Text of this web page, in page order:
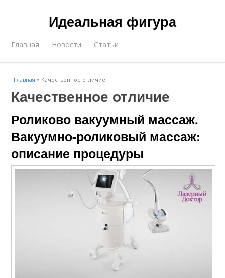
Идеальная фигура
Главная Новости Статьи
Главная » Качественное отличие
Качественное отличие
Роликово вакуумный массаж.
Вакуумно-роликовый массаж:
описание процедуры